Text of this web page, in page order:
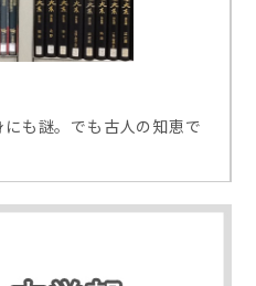
も謎。でも古人の知恵で